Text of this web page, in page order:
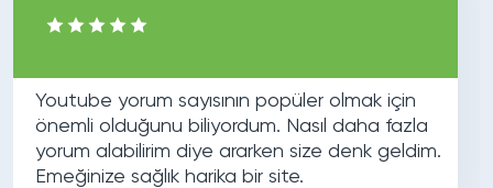
Youtube yorum sayısının popüler olmak için
önemli olduğunu biliyordum. Nasıl daha fazla
yorum alabilirim diye ararken size denk geldim.
Emeğinize sağlık harika bir site.